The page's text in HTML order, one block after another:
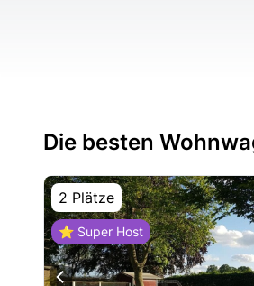
Die besten
2 Plätze
⭐ Super Host